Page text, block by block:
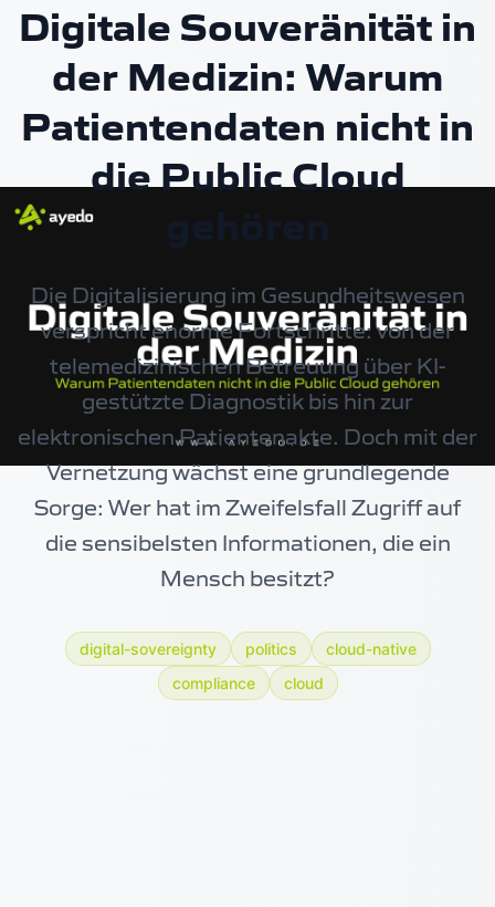
Digitale Souveränität in
der Medizin: Warum
Patientendaten nicht in
die Public Cloud
Die Digitalisierung im Gesundheitswesen
verspricht enorme Fortschritte: von der
telemedizinischen Betreuung über KI-
gestützte Diagnostik bis hin zur
elektronischen Patientenakte. Doch mit der
Vernetzung wächst eine grundlegende
Sorge: Wer hat im Zweifelsfall Zugriff auf
die sensibelsten Informationen, die ein
Mensch besitzt?
digital-sovereignty politics
cloud-native
compliance
cloud